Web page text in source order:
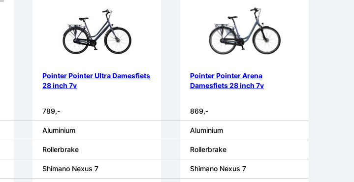
Pointer Pointer Ultra Damesfiets
28 inch 7v
789,-
Aluminium
Rollerbrake
Shimano Nexus 7
Pointer Pointer Arena
Damesfiets 28 inch 7v
869,-
Aluminium
Rollerbrake
Shimano Nexus 7